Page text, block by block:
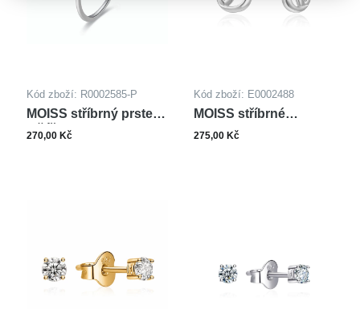
Kód zboží: R0002585-P
MOISS stříbrný prsten
KŘÍŽEK
270,00 Kč
Kód zboží: E0002488
MOISS stříbrné
náušnice
275,00 Kč